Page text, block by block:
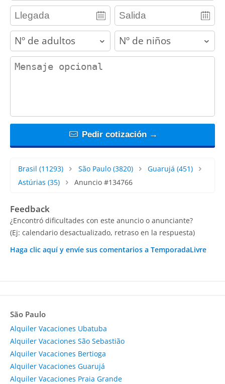
adults children
contact_message
Pedir cotización →
Brasil (11293) São Paulo(3820) Guarujá (451)
Astúrias (35) Anuncio #134766
Feedback
¿Encontró dificultades con este anuncio o anunciante?
(Ej: calendario desactualizado, retraso en la respuesta)
Haga clic aquí y envíe sus comentarios a TemporadaLivre
São Paulo
Alquiler Vacaciones Ubatuba
Alquiler Vacaciones São Sebastião
Alquiler Vacaciones Bertioga
Alquiler Vacaciones Guarujá
Alquiler Vacaciones Praia Grande